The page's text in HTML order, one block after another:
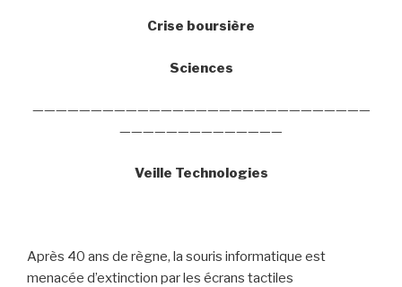
Crise boursière
Sciences
—————————————————————————————
——————————————
Veille Technologies
Après 40 ans de règne, la souris informatique est
menacée d’extinction par les écrans tactiles